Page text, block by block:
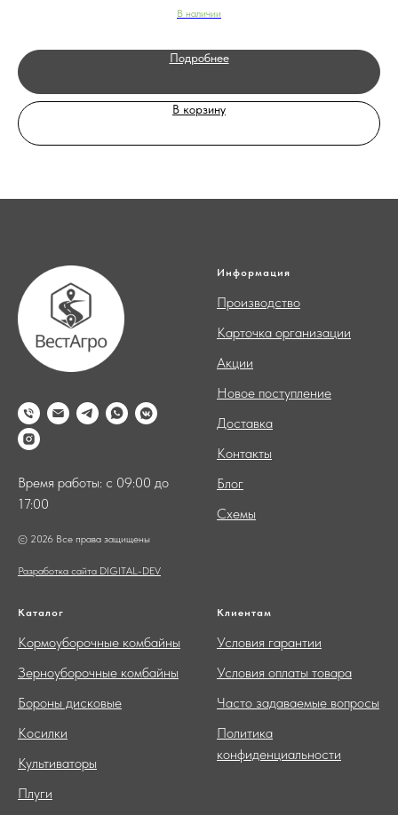
В наличии
Подробнее
В корзину
Время работы: с 09:00 до
17:00
© 2026 Все права защищены
Разработка сайта DIGITAL-DEV
Информация
Производство
Карточка организации
Акции
Новое поступление
Доставка
Контакты
Блог
Схемы
Каталог
Кормоуборочные комбайны
Зерноуборочные комбайны
Бороны дисковые
Косилки
Культиваторы
Плуги
Клиентам
Условия гарантии
Условия оплаты товара
Часто задаваемые вопросы
Политика
конфиденциальности